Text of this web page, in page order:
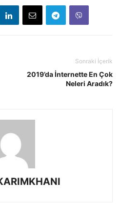
Sonraki İçerik
2019’da İnternette En Çok
Neleri Aradık?